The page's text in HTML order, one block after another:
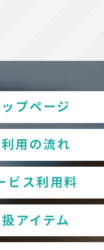
ップページ
用の流れ
ビス利用料
アイテム